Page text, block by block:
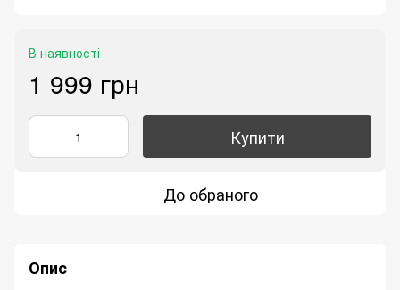
В наявності
1 999 грн
Купити
До обраного
Опис